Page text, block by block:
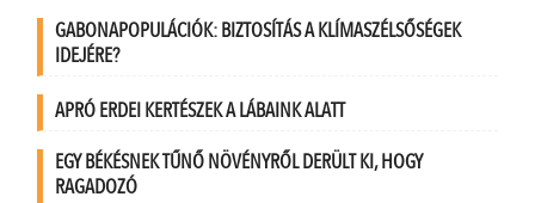
GABONAPOPULÁCIÓK: BIZTOSÍTÁS A KLÍMASZÉLSŐSÉGEK
IDEJÉRE?
APRÓ ERDEI KERTÉSZEK A LÁBAINK ALATT
EGY BÉKÉSNEK TŰNŐ NÖVÉNYRŐL DERÜLT KI, HOGY
RAGADOZÓ